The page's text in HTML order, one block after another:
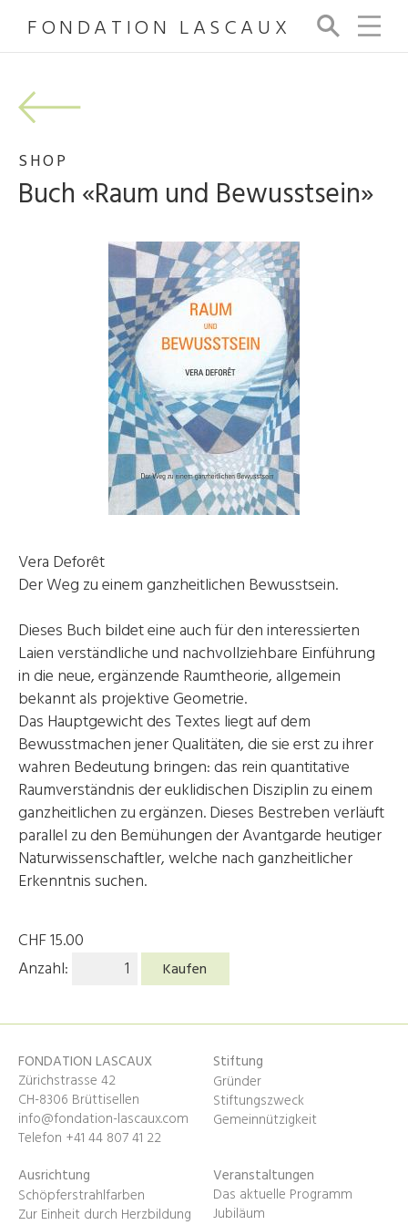
FONDATION LASCAUX
Su
ch
SHOP
Buch «Raum und Bewusstsein»
Vera Deforêt
Der Weg zu einem ganzheitlichen Bewusstsein.
Dieses Buch bildet eine auch für den interessierten
Laien verständliche und nachvollziehbare Einführung
in die neue, ergänzende Raumtheorie, allgemein
bekannt als projektive Geometrie.
Das Hauptgewicht des Textes liegt auf dem
Bewusstmachen jener Qualitäten, die sie erst zu ihrer
wahren Bedeutung bringen: das rein quantitative
Raumverständnis der euklidischen Disziplin zu einem
ganzheitlichen zu ergänzen. Dieses Bestreben verläuft
parallel zu den Bemühungen der Avantgarde heutiger
Naturwissenschaftler, welche nach ganzheitlicher
Erkenntnis suchen.
CHF15.00
Anzahl:
Kaufen
FONDATION LASCAUX
Zürichstrasse 42
CH-8306 Brüttisellen
info@fondation-lascaux.com
Telefon +41 44 807 41 22
Stiftung
Gründer
Stiftungszweck
Gemeinnützigkeit
Ausrichtung
Schöpferstrahlfarben
Zur Einheit durch Herzbildung
Veranstaltungen
Das aktuelle Programm
Jubiläum